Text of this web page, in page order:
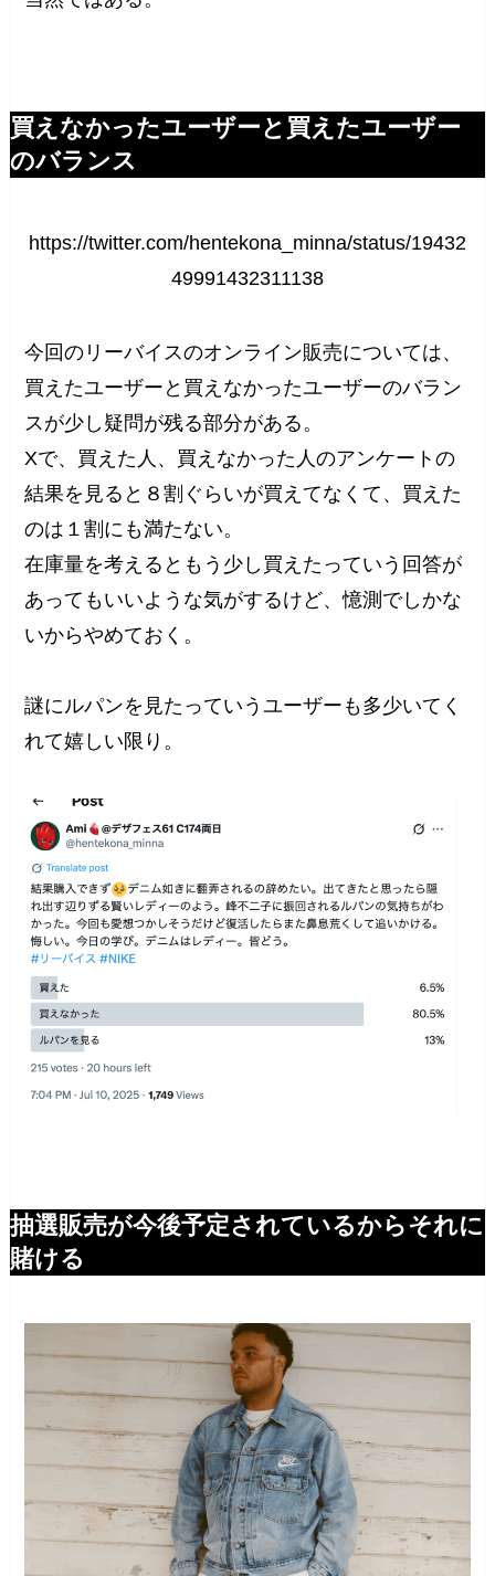
買えなかったユーザーと買えたユーザー
のバランス
https://twitter.com/hentekona_minna/status/19432
49991432311138
今回のリーバイスのオンライン販売については、
買えたユーザーと買えなかったユーザーのバラン
スが少し疑問が残る部分がある。
Xで、買えた人、買えなかった人のアンケートの
結果を見ると８割ぐらいが買えてなくて、買えた
のは１割にも満たない。
在庫量を考えるともう少し買えたっていう回答が
あってもいいような気がするけど、憶測でしかな
いからやめておく。
謎にルパンを見たっていうユーザーも多少いてく
れて嬉しい限り。
抽選販売が今後予定されているからそれに
賭ける